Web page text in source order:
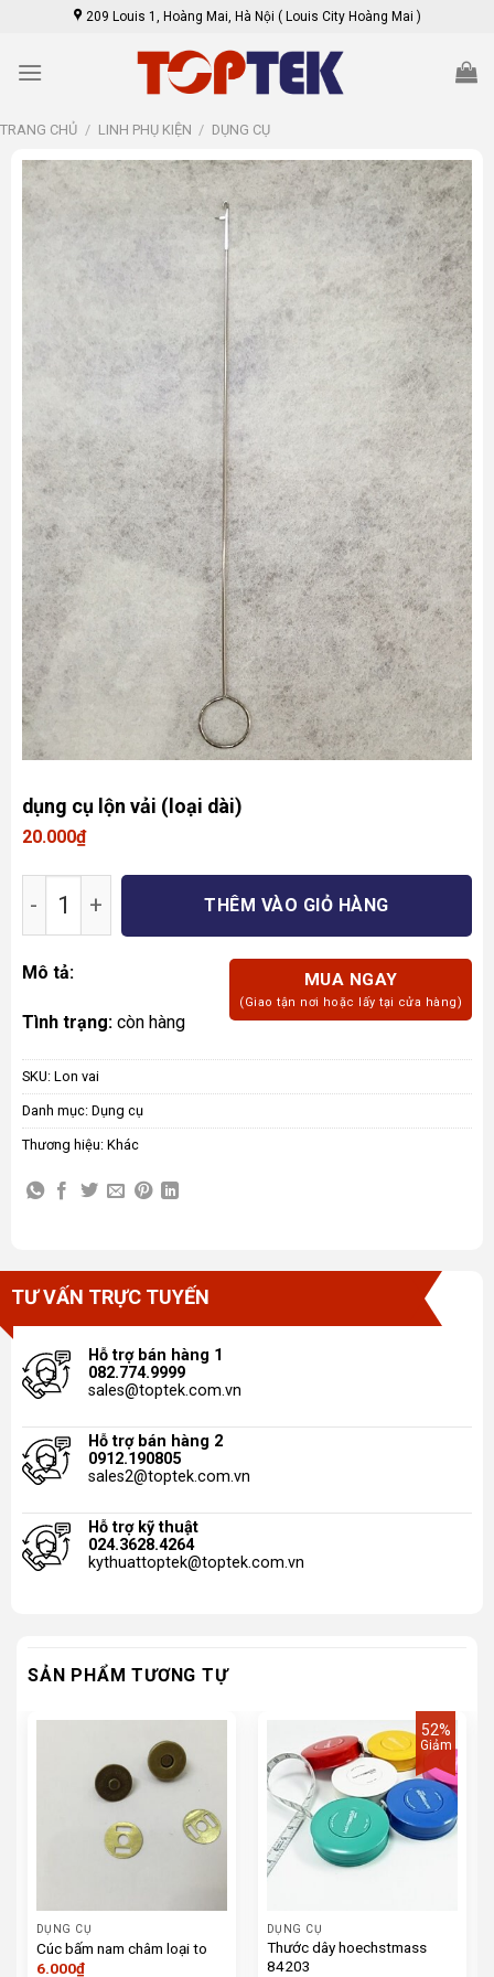
content
209 Louis 1, Hoàng Mai, Hà Nội ( Louis City Hoàng Mai )
TRANG CHỦ / LINH PHỤ KIỆN / DỤNG CỤ
dụng cụ lộn vải (loại dài)
20.000₫
dụng cụ lộn vải (loại dài) số lượng
THÊM VÀO GIỎ HÀNG
MUA NGAY
(Giao tận nơi hoặc lấy tại cửa hàng)
Mô tả:
Tình trạng:còn hàng
SKU: Lon vai
Danh mục: Dụng cụ
Thương hiệu: Khác
TƯ VẤN TRỰC TUYẾN
Hỗ trợ bán hàng 1
082.774.9999
sales@toptek.com.vn
Hỗ trợ bán hàng 2
0912.190805
sales2@toptek.com.vn
Hỗ trợ kỹ thuật
024.3628.4264
kythuattoptek@toptek.com.vn
SẢN PHẨM TƯƠNG TỰ
DỤNG CỤ
Cúc bấm nam châm loại to
6.000₫
52%
Giảm
DỤNG CỤ
Thước dây hoechstmass
84203